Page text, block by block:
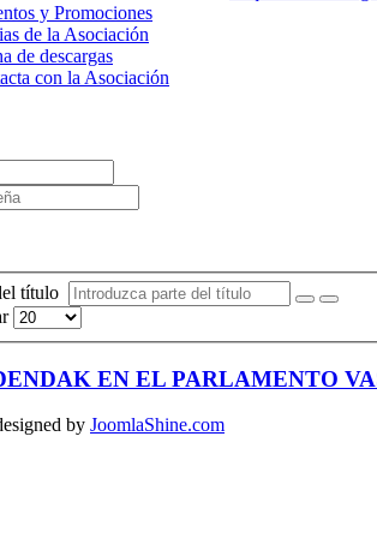
y Promociones
de la Asociación
de descargas
con la Asociación
título
EN EL PARLAMENTO
by JoomlaShine.com